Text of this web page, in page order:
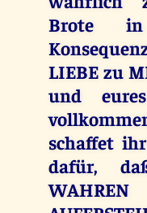
Brote in
LIEBE zu
und
schaffet
dafür,